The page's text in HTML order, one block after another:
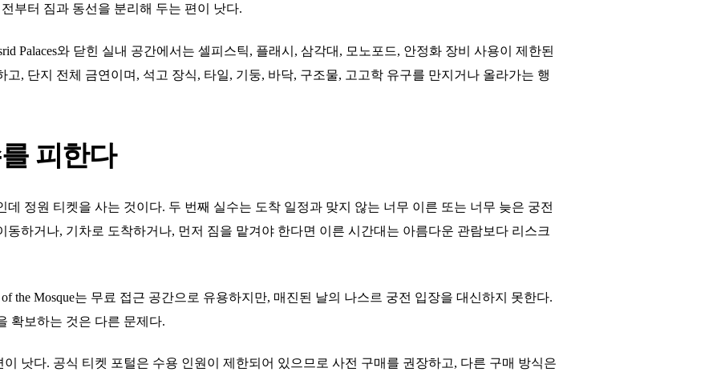
부터 짐과 동선을 분리해 두는 편이 낫다.
Palaces와 닫힌 실내 공간에서는 셀피스틱, 플래시, 삼각대, 모노포드, 안정화 장비 사용이 제한된
, 단지 전체 금연이며, 석고 장식, 타일, 기둥, 바닥, 구조물, 고고학 유구를 만지거나 올라가는 행
피한다
정원 티켓을 사는 것이다. 두 번째 실수는 도착 일정과 맞지 않는 너무 이른 또는 너무 늦은 궁전
하거나, 기차로 도착하거나, 먼저 짐을 맡겨야 한다면 이른 시간대는 아름다운 관람보다 리스크
of the Mosque는 무료 접근 공간으로 유용하지만, 매진된 날의 나스르 궁전 입장을 대신하지 못한다.
확보하는 것은 다른 문제다.
낫다. 공식 티켓 포털은 수용 인원이 제한되어 있으므로 사전 구매를 권장하고, 다른 구매 방식은